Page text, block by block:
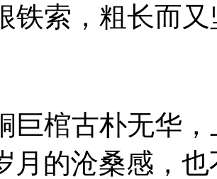
索，粗长而又
棺古朴无华，
月的沧桑感，